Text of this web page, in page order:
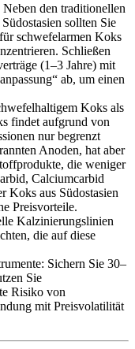
den traditionellen
sollten Sie
schwefelarmen Koks
Schließen
(1–3 Jahre) mit
ab, um einen
Koks als
findet aufgrund von
nur begrenzt
Anoden, hat aber
die weniger
Calciumcarbid
Koks aus Südostasien
Preisvorteile.
Kalzinierungslinien
die auf diese
Sichern Sie 30–
Sie
Risiko von
mit Preisvolatilität